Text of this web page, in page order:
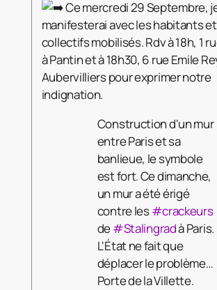
Ce mercredi 29 Septembre,
manifesterai avec les habitants
collectifs mobilisés. Rdv à 18h, 1
à Pantin et à 18h30, 6 rue Emile
Aubervilliers pour exprimer notre
indignation.
Construction d'un mur
entre Paris et sa
banlieue, le symbole
est fort. Ce dimanche,
un mur a été érigé
contre les#crackeurs
de#Stalingradà Paris.
L'État ne fait que
déplacer le problème…
Porte de la Villette.